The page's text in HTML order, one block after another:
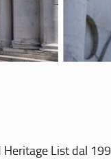
List dal